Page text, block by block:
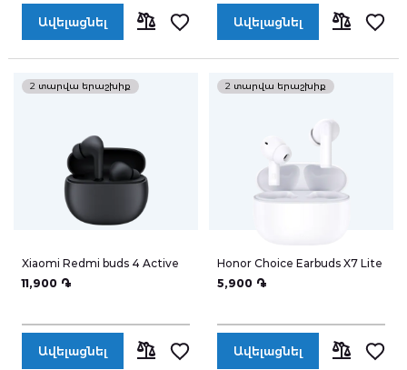
Ավելացնել Ավելացնել
2 տարվա երաշխիք
Xiaomi Redmi buds 4 Active
11,900 ֏
Ավելացնել
2 տարվա երաշխիք
Honor Choice Earbuds X7 Lite
5,900 ֏
Ավելացնել
Իմ կուտակած միավորները